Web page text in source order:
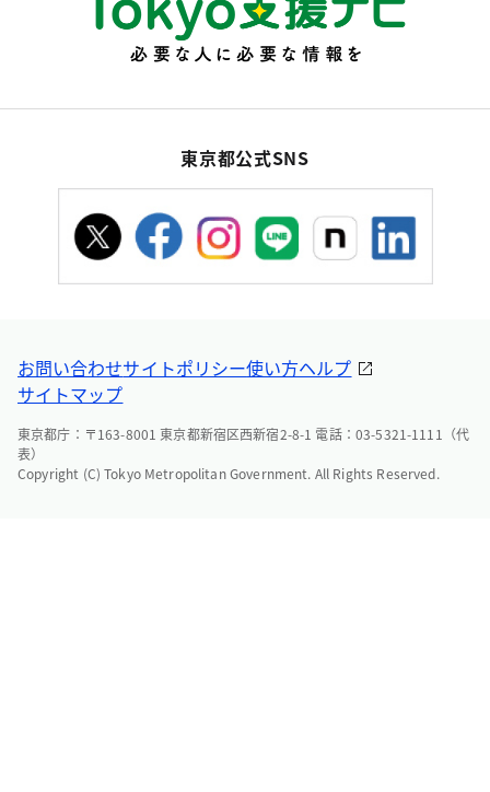
東京都公式SNS
お問い合わせサイトポリシー使い方ヘルプ
サイトマップ
東京都庁：〒163-8001 東京都新宿区西新宿2-8-1 電話：03-5321-1111（代
表）
Copyright (C) Tokyo Metropolitan Government. All Rights Reserved.